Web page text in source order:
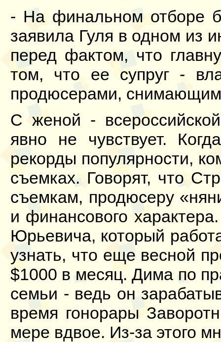
- На финальном отборе
заявила Гуля в одном из
перед фактом, что
том, что ее супруг -
продюсерами,
С женой -
явно не чувствует.
рекорды популярности,
съемках. Говорят, что
съемкам, продюсеру
и финансового
Юрьевича, который
узнать, что еще весной
$1000 в месяц. Дима по
семьи - ведь он
время гонорары
мере вдвое. Из-за этого